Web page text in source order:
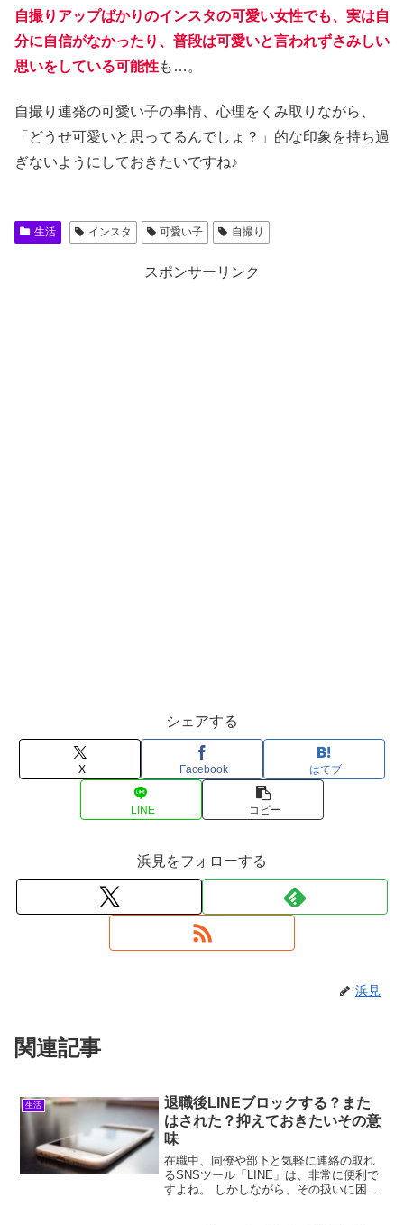
自撮りアップばかりのインスタの可愛い女性でも、実は自
分に自信がなかったり、普段は可愛いと言われずさみしい
思いをしている可能性も…。
自撮り連発の可愛い子の事情、心理をくみ取りながら、
「どうせ可愛いと思ってるんでしょ？」的な印象を持ち過
ぎないようにしておきたいですね♪
生活 インスタ 可愛い子 自撮り
スポンサーリンク
シェアする
X Facebook はてブ
LINE コピー
浜見をフォローする
浜見
関連記事
生活
退職後LINEブロックする？また
はされた？抑えておきたいその意
味
在職中、同僚や部下と気軽に連絡の取れ
るSNSツール「LINE」は、非常に便利で
すよね。 しかしながら、その扱いに困っ